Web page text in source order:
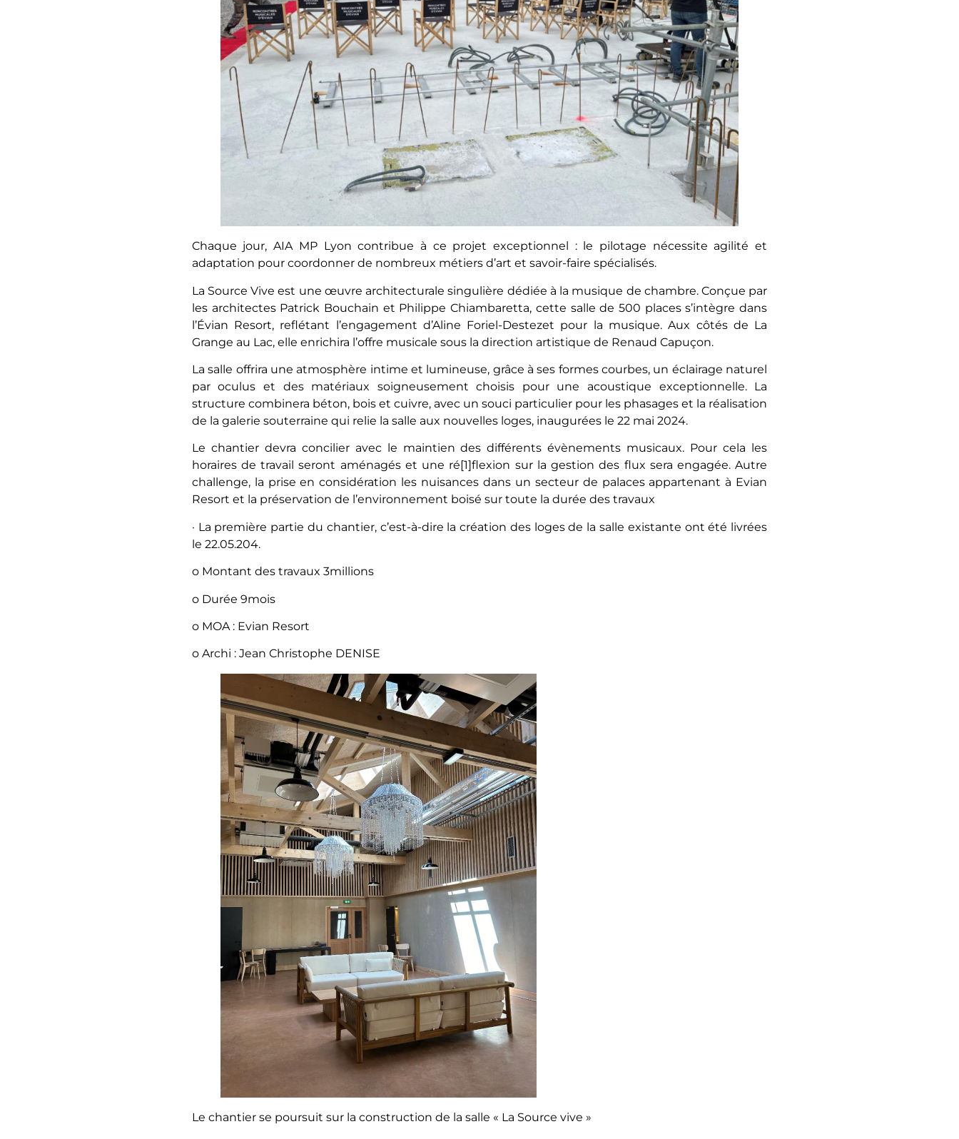
Chaque jour, AIA MP Lyon contribue à ce projet exceptionnel : le pilotage nécessite agilité et
adaptation pour coordonner de nombreux métiers d’art et savoir-faire spécialisés.
La Source Vive est une œuvre architecturale singulière dédiée à la musique de chambre. Conçue par
les architectes Patrick Bouchain et Philippe Chiambaretta, cette salle de 500 places s’intègre dans
l’Évian Resort, reflétant l’engagement d’Aline Foriel-Destezet pour la musique. Aux côtés de La
Grange au Lac, elle enrichira l’offre musicale sous la direction artistique de Renaud Capuçon.
La salle offrira une atmosphère intime et lumineuse, grâce à ses formes courbes, un éclairage naturel
par oculus et des matériaux soigneusement choisis pour une acoustique exceptionnelle. La
structure combinera béton, bois et cuivre, avec un souci particulier pour les phasages et la réalisation
de la galerie souterraine qui relie la salle aux nouvelles loges, inaugurées le 22 mai 2024.
Le chantier devra concilier avec le maintien des différents évènements musicaux. Pour cela les
horaires de travail seront aménagés et une ré[1]flexion sur la gestion des flux sera engagée. Autre
challenge, la prise en considération les nuisances dans un secteur de palaces appartenant à Evian
Resort et la préservation de l’environnement boisé sur toute la durée des travaux
· La première partie du chantier, c’est-à-dire la création des loges de la salle existante ont été livrées
le 22.05.204.
o Montant des travaux 3millions
o Durée 9mois
o MOA : Evian Resort
o Archi : Jean Christophe DENISE
Le chantier se poursuit sur la construction de la salle « La Source vive »